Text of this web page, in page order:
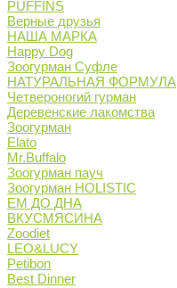
PUFFINS
Верные друзья
НАША МАРКА
Happy Dog
Зоогурман Суфле
НАТУРАЛЬНАЯ ФОРМУЛА
Четвероногий гурман
Деревенские лакомства
Зоогурман
Elato
Mr.Buffalo
Зоогурман пауч
Зоогурман HOLISTIC
ЕМ ДО ДНА
ВКУСМЯСИНА
Zoodiet
LEO&LUCY
Petibon
Best Dinner